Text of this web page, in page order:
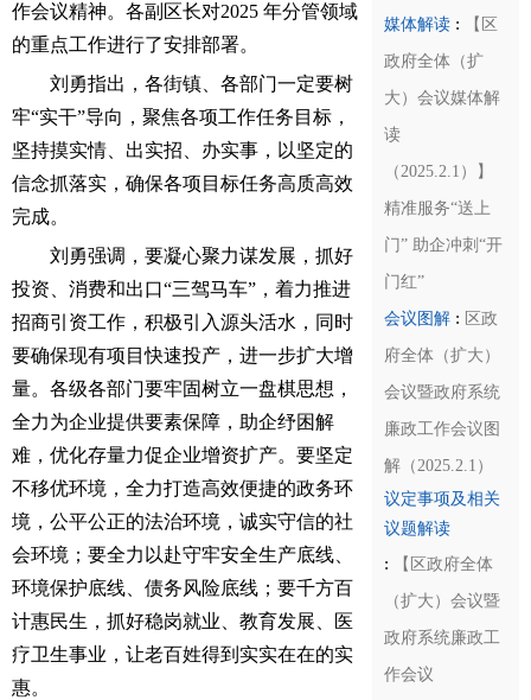
作会议精神。各副区长对2025 年分管领域
的重点工作进行了安排部署。
刘勇指出，各街镇、各部门一定要树
牢“实干”导向，聚焦各项工作任务目标，
坚持摸实情、出实招、办实事，以坚定的
信念抓落实，确保各项目标任务高质高效
完成。
刘勇强调，要凝心聚力谋发展，抓好
投资、消费和出口“三驾马车”，着力推进
招商引资工作，积极引入源头活水，同时
要确保现有项目快速投产，进一步扩大增
量。各级各部门要牢固树立一盘棋思想，
全力为企业提供要素保障，助企纾困解
难，优化存量力促企业增资扩产。要坚定
不移优环境，全力打造高效便捷的政务环
境，公平公正的法治环境，诚实守信的社
会环境；要全力以赴守牢安全生产底线、
环境保护底线、债务风险底线；要千方百
计惠民生，抓好稳岗就业、教育发展、医
疗卫生事业，让老百姓得到实实在在的实
惠。
媒体解读: 【区
政府全体（扩
大）会议媒体解
读
（2025.2.1）】
精准服务“送上
门” 助企冲刺“开
门红”
会议图解: 区政
府全体（扩大）
会议暨政府系统
廉政工作会议图
解（2025.2.1）
议定事项及相关
议题解读
: 【区政府全体
（扩大）会议暨
政府系统廉政工
作会议